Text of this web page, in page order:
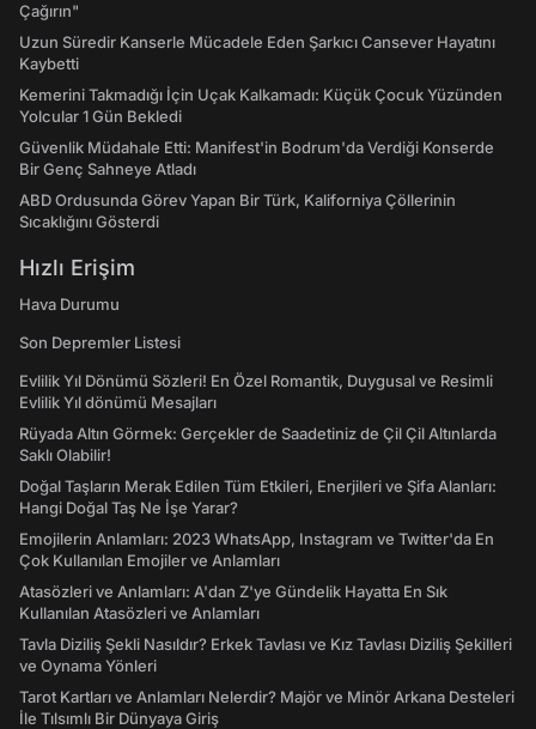
Çağırın"
Uzun Süredir Kanserle Mücadele Eden Şarkıcı Cansever Hayatını
Kaybetti
Kemerini Takmadığı İçin Uçak Kalkamadı: Küçük Çocuk Yüzünden
Yolcular 1 Gün Bekledi
Güvenlik Müdahale Etti: Manifest'in Bodrum'da Verdiği Konserde
Bir Genç Sahneye Atladı
ABD Ordusunda Görev Yapan Bir Türk, Kaliforniya Çöllerinin
Sıcaklığını Gösterdi
Hızlı Erişim
Hava Durumu
Son Depremler Listesi
Evlilik Yıl Dönümü Sözleri! En Özel Romantik, Duygusal ve Resimli
Evlilik Yıl dönümü Mesajları
Rüyada Altın Görmek: Gerçekler de Saadetiniz de Çil Çil Altınlarda
Saklı Olabilir!
Doğal Taşların Merak Edilen Tüm Etkileri, Enerjileri ve Şifa Alanları:
Hangi Doğal Taş Ne İşe Yarar?
Emojilerin Anlamları: 2023 WhatsApp, Instagram ve Twitter'da En
Çok Kullanılan Emojiler ve Anlamları
Atasözleri ve Anlamları: A'dan Z'ye Gündelik Hayatta En Sık
Kullanılan Atasözleri ve Anlamları
Tavla Diziliş Şekli Nasıldır? Erkek Tavlası ve Kız Tavlası Diziliş Şekilleri
ve Oynama Yönleri
Tarot Kartları ve Anlamları Nelerdir? Majör ve Minör Arkana Desteleri
İle Tılsımlı Bir Dünyaya Giriş